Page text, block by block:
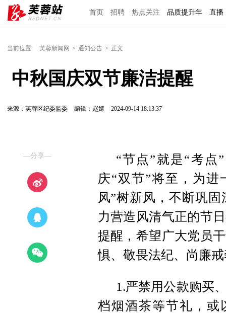
首页 招聘 热点关注 品质提升年 直播
当前位置: 芙蓉新闻网 > 通知公告 > 正文
中秋国庆双节廉洁提醒
来源：芙蓉区纪委监委 编辑：赵婧 2024-09-14 18:13:37
—分享—
“节点”就是“考点
庆“双节”将至，为
风”树新风，不断巩
力营造风清气正的节
提醒，希望广大党员
惧、敬畏法纪、尚廉
1.严禁用公款购买
档烟酒茶等节礼，或